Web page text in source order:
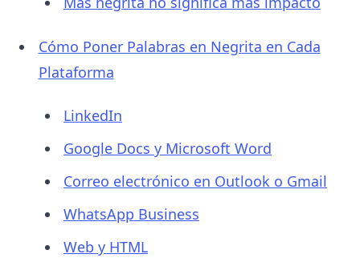
Cómo Poner Palabras en Negrita en Cada
Plataforma
LinkedIn
Google Docs y Microsoft Word
Correo electrónico en Outlook o Gmail
WhatsApp Business
Web y HTML